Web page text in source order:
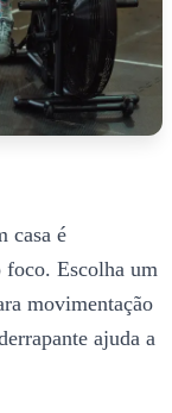
casa é
foco. Escolha um
movimentação
ajuda a